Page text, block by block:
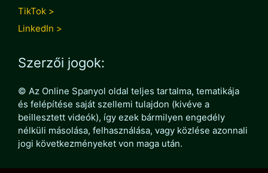
TikTok >
LinkedIn >
Szerzői jogok:
© Az Online Spanyol oldal teljes tartalma, tematikája
és felépítése saját szellemi tulajdon (kivéve a
beillesztett videók), így ezek bármilyen engedély
nélküli másolása, felhasználása, vagy közlése azonnali
jogi következményeket von maga után.